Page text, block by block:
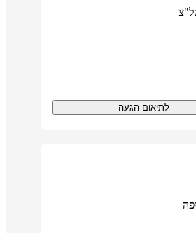
לתיאום הגעה